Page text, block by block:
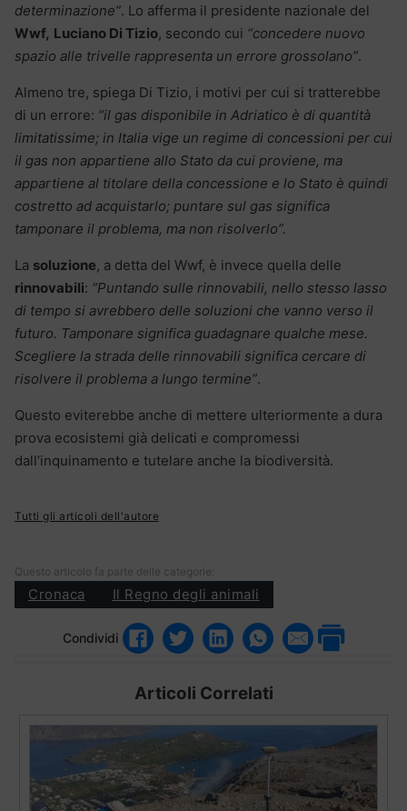
determinazione”. Lo afferma il presidente nazionale del
Wwf, Luciano Di Tizio, secondo cui “concedere nuovo
spazio alle trivelle rappresenta un errore grossolano”.
Almeno tre, spiega Di Tizio, i motivi per cui si tratterebbe
di un errore: “il gas disponibile in Adriatico è di quantità
limitatissime; in Italia vige un regime di concessioni per cui
il gas non appartiene allo Stato da cui proviene, ma
appartiene al titolare della concessione e lo Stato è quindi
costretto ad acquistarlo; puntare sul gas significa
tamponare il problema, ma non risolverlo”.
La soluzione, a detta del Wwf, è invece quella delle
rinnovabili: “Puntando sulle rinnovabili, nello stesso lasso
di tempo si avrebbero delle soluzioni che vanno verso il
futuro. Tamponare significa guadagnare qualche mese.
Scegliere la strada delle rinnovabili significa cercare di
risolvere il problema a lungo termine”.
Questo eviterebbe anche di mettere ulteriormente a dura
prova ecosistemi già delicati e compromessi
dall’inquinamento e tutelare anche la biodiversità.
Tutti gli articoli dell'autore
Questo articolo fa parte delle categorie:
Cronaca Il Regno degli animali
Condividi
Articoli Correlati